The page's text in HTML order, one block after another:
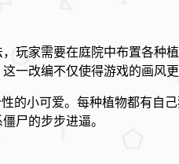
玩家需要在庭院中布置各
一改编不仅使得游戏的画风
的小可爱。每种植物都有
尸的步步进逼。